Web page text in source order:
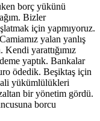
borç yükünü
Bizler
için yapmıyoruz.
yalan yanlış
Kendi yarattığımız
yaptık. Bankalar
ödedik. Beşiktaş için
yükümlülükleri
bir yönetim gördü.
borcu